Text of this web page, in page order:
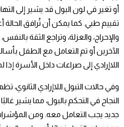
أو تغير في لون البول قد يشير إلى
تقييم طبي. كما يمكن أن تُرافق
والإحراج، والعزلة، وتراجع الثقة
الآخرين أو تم التعامل مع الطفل
اللاإرادي إلى صراعات داخل الأسرة
وفي حالات التبول اللاإرادي
النجاح في التحكم بالبول، مما يشير
جديد يجب التعامل معه. ومن